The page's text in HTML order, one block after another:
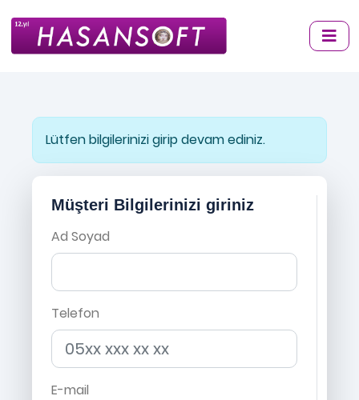
Lütfen bilgilerinizi girip devam ediniz.
Müşteri Bilgilerinizi giriniz
Ad Soyad
Telefon
E-mail